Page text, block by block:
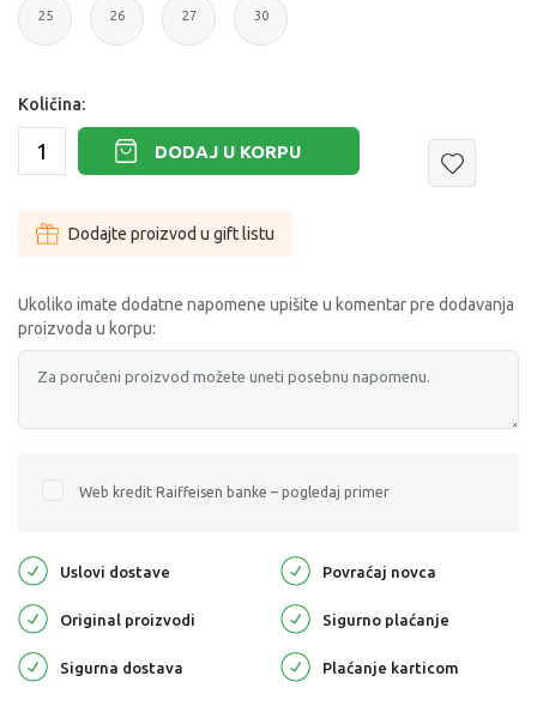
25
26 27 30
Količina:
DODAJ U KORPU
Dodajte proizvod u gift listu
Ukoliko imate dodatne napomene upišite u komentar pre dodavanja
proizvoda u korpu:
Web kredit Raiffeisen banke – pogledaj primer
Uslovi dostave Povraćaj novca
Original proizvodi Sigurno plaćanje
Sigurna dostava Plaćanje karticom